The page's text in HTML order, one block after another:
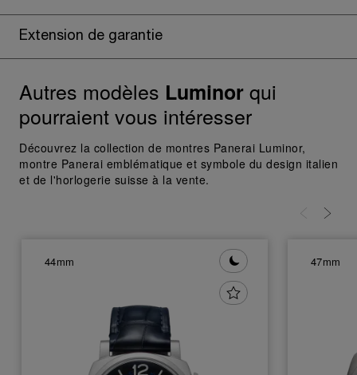
Extension de garantie
Autres modèles Luminorqui
pourraient vous intéresser
Découvrez la collection de montres Panerai Luminor,
montre Panerai emblématique et symbole du design italien
et de l'horlogerie suisse à la vente.
44mm 47mm
pour l’utilisation des cookies techniques.